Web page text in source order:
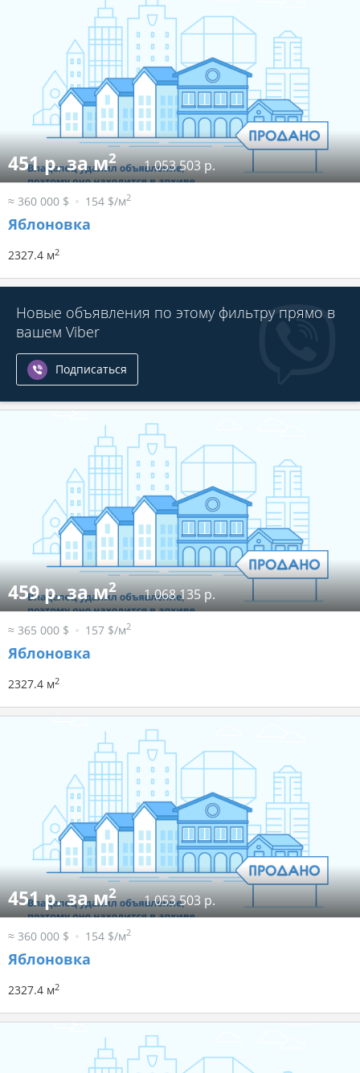
451 р. за м2 1 053 503 р.
≈ 360 000 $ 154 $/м2
Яблоновка
2327.4 м2
Новые объявления по этому фильтру прямо в
вашем Viber
Подписаться
459 р. за м2 1 068 135 р.
≈ 365 000 $ 157 $/м2
Яблоновка
2327.4 м2
451 р. за м2 1 053 503 р.
≈ 360 000 $ 154 $/м2
Яблоновка
2327.4 м2